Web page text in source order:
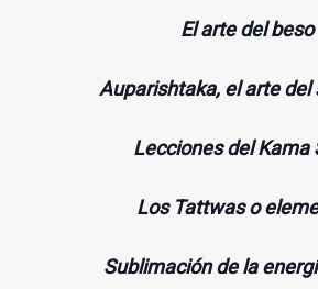
El arte del beso
Auparishtaka, el arte del
Lecciones del Kama
Los Tattwas o
Sublimación de la